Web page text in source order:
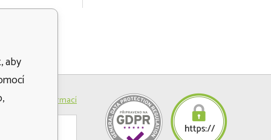
Více informací
aby